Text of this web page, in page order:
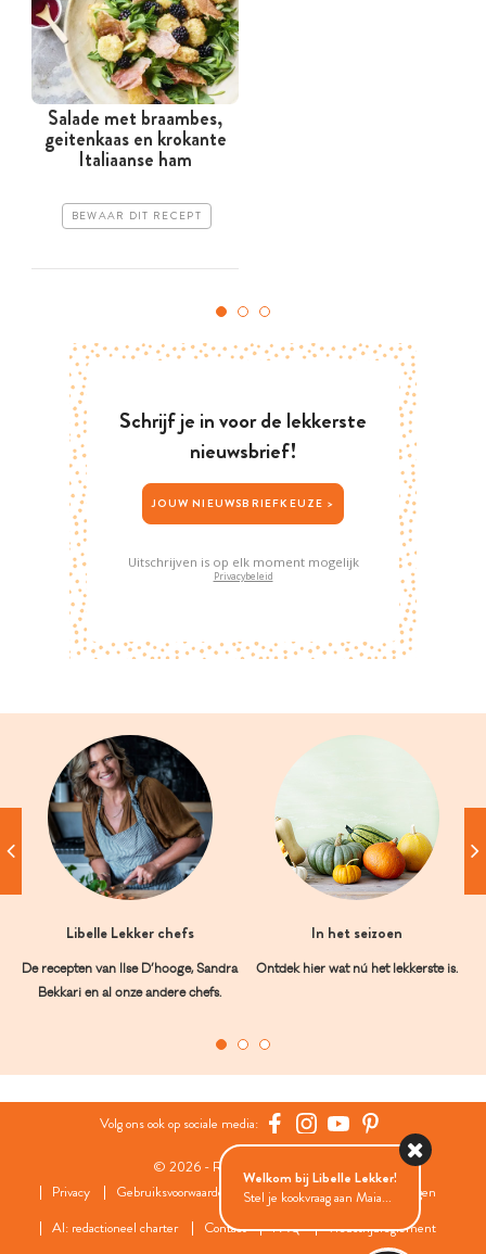
Salade met braambes,
geitenkaas en krokante
Italiaanse ham
BEWAAR DIT RECEPT
Schrijf je in voor de lekkerste
nieuwsbrief!
JOUW NIEUWSBRIEFKEUZE >
Uitschrijven is op elk moment mogelijk
Privacybeleid
Libelle Lekker chefs
De recepten van Ilse D’hooge, Sandra
Bekkari en al onze andere chefs.
In het seizoen
Ontdek hier wat nú het lekkerste is.
Volg ons ook op sociale media:
© 2026 - Roularta Media Group
Privacy
Gebruiksvoorwaarden Cookies
Cookies instellingen
AI: redactioneel charter
Contact FAQ Wedstrijdreglement
Welkom bij Libelle Lekker!
Stel je kookvraag aan Maia...